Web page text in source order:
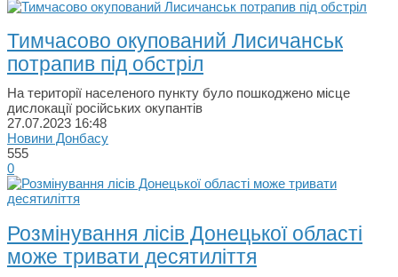
Тимчасово окупований Лисичанськ
потрапив під обстріл
На території населеного пункту було пошкоджено місце
дислокації російських окупантів
27.07.2023 16:48
Новини Донбасу
555
0
Розмінування лісів Донецької області
може тривати десятиліття